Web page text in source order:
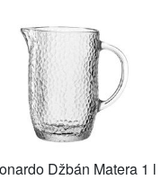
Džbán Matera 1 l